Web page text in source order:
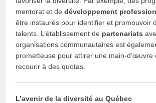
mentorat et dedéveloppement
être instaurés pour identifier et promouvoir
talents. L’établissement de partenariats
organisations communautaires est
prometteuse pour attirer une main-d’œuvre
recourir à des quotas.
L’avenir de la diversité au Québec